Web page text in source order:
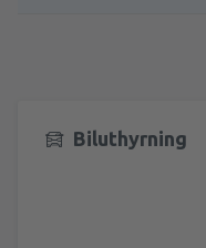
Biluthyrning